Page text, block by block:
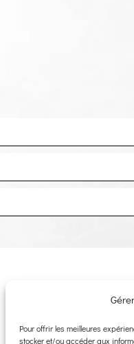
Pour offrir les meilleures
stocker et/ou accéder aux